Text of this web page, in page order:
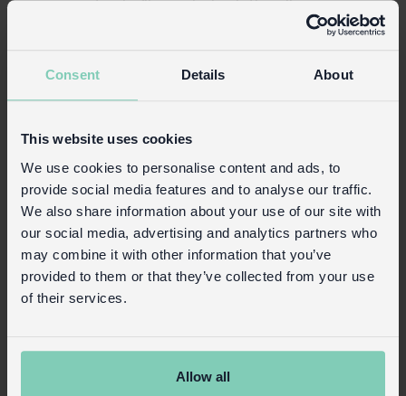
Consent Details About
This website uses cookies
We use cookies to personalise content and ads, to
provide social media features and to analyse our traffic.
We also share information about your use of our site with
our social media, advertising and analytics partners who
may combine it with other information that you’ve
provided to them or that they’ve collected from your use
of their services.
Allow all
tressées. Peut être utilisé à l'intérieur et à
boissons, ou comme base de jolis centres de
Détails du produit
Acheter sur notre site grand public